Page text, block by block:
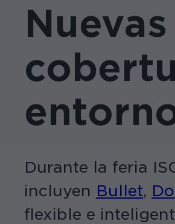
Durante la feria
incluyen Bullet,
flexible e